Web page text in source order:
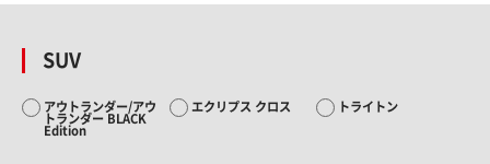
SUV
アウトランダー/アウ
トランダー BLACK
Edition
エクリプス クロス トライトン